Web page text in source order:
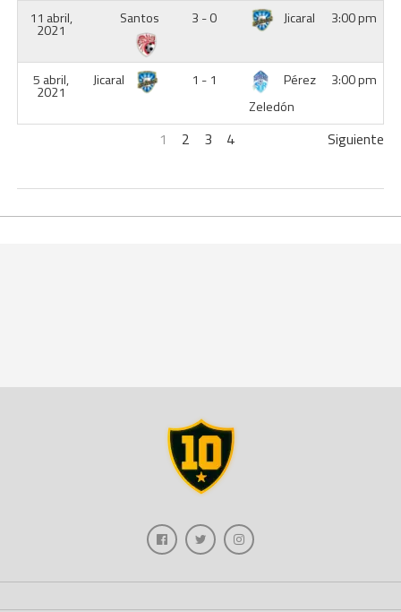
11 abril,
2021
Santos 3 - 0 Jicaral 3:00 pm
5 abril,
2021
Jicaral 1 - 1
Pérez
Zeledón
3:00 pm
1 2 3 4 Siguiente